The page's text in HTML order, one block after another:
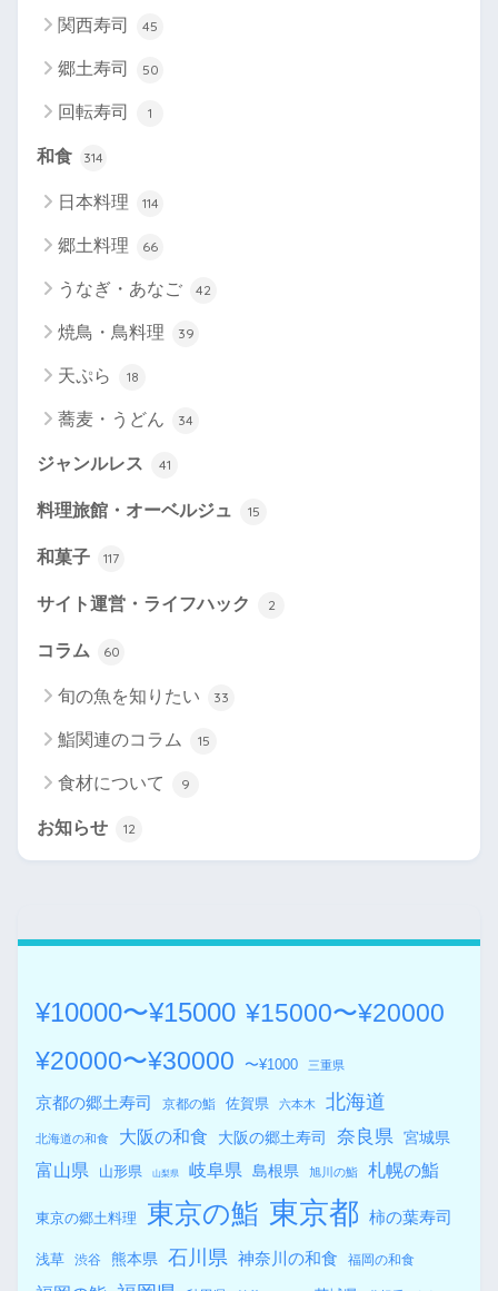
関西寿司 45
郷土寿司 50
回転寿司 1
和食 314
日本料理 114
郷土料理 66
うなぎ・あなご 42
焼鳥・鳥料理 39
天ぷら 18
蕎麦・うどん 34
ジャンルレス 41
料理旅館・オーベルジュ 15
和菓子 117
サイト運営・ライフハック 2
コラム 60
旬の魚を知りたい 33
鮨関連のコラム 15
食材について 9
お知らせ 12
¥10000〜¥15000 ¥15000〜¥20000
¥20000〜¥30000
〜¥1000 三重県
京都の郷土寿司 京都の鮨 佐賀県 六本木 北海道
北海道の和食 大阪の和食 大阪の郷土寿司 奈良県 宮城県
富山県 山形県 山梨県 岐阜県 島根県 旭川の鮨 札幌の鮨
東京の郷土料理 東京の鮨 東京都 柿の葉寿司
浅草 渋谷 熊本県 石川県 神奈川の和食 福岡の和食